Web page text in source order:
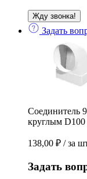
Задать
Соединитель
круглым D100
138,00 ₽ / за
Задать